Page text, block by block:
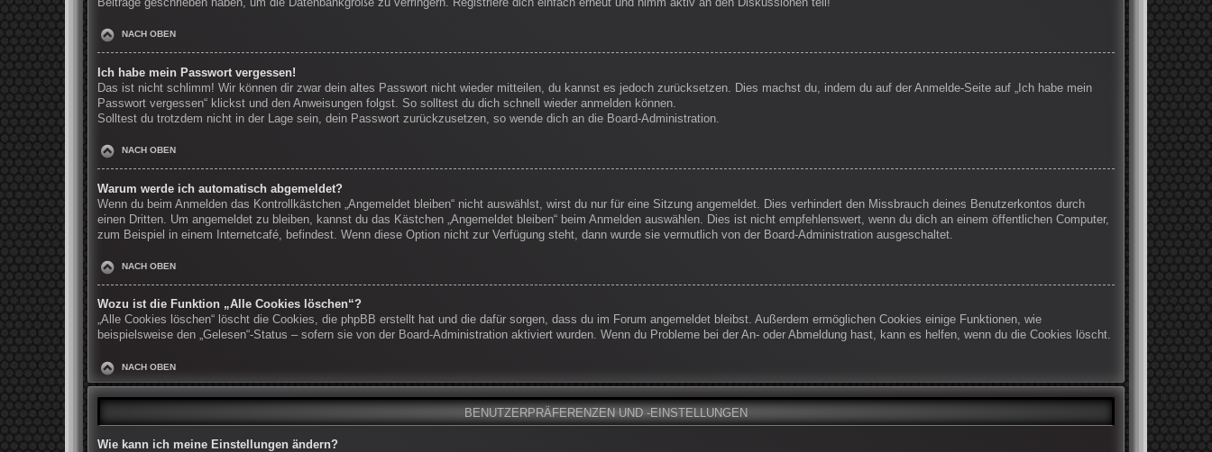
NACH OBEN
Ich habe mein Passwort vergessen!
Das ist nicht schlimm! Wir können dir zwar dein altes Passwort nicht wieder mitteilen, du kannst es jedoch zurücksetzen. Dies machst du, indem du auf der Anmelde-Seite auf „Ich habe mein
Passwort vergessen“ klickst und den Anweisungen folgst. So solltest du dich schnell wieder anmelden können.
Solltest du trotzdem nicht in der Lage sein, dein Passwort zurückzusetzen, so wende dich an die Board-Administration.
NACH OBEN
Warum werde ich automatisch abgemeldet?
Wenn du beim Anmelden das Kontrollkästchen „Angemeldet bleiben“ nicht auswählst, wirst du nur für eine Sitzung angemeldet. Dies verhindert den Missbrauch deines Benutzerkontos durch
einen Dritten. Um angemeldet zu bleiben, kannst du das Kästchen „Angemeldet bleiben“ beim Anmelden auswählen. Dies ist nicht empfehlenswert, wenn du dich an einem öffentlichen Computer,
zum Beispiel in einem Internetcafé, befindest. Wenn diese Option nicht zur Verfügung steht, dann wurde sie vermutlich von der Board-Administration ausgeschaltet.
NACH OBEN
Wozu ist die Funktion „Alle Cookies löschen“?
„Alle Cookies löschen“ löscht die Cookies, die phpBB erstellt hat und die dafür sorgen, dass du im Forum angemeldet bleibst. Außerdem ermöglichen Cookies einige Funktionen, wie
beispielsweise den „Gelesen“-Status – sofern sie von der Board-Administration aktiviert wurden. Wenn du Probleme bei der An- oder Abmeldung hast, kann es helfen, wenn du die Cookies löscht.
NACH OBEN
BENUTZERPRÄFERENZEN UND -EINSTELLUNGEN
Wie kann ich meine Einstellungen ändern?